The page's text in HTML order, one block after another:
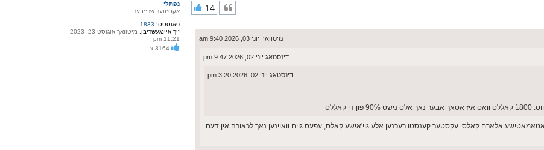
נפתלי
אקטיווער שרייבער
פאוסטס: 1833
זיך איינגעשריבן:
מיטוואך אוגוסט 23, 2023
11:21 pm
14
מיטוואך יוני 03, 2026 9:40 am
דינסטאג יוני 02, 2026 9:47 pm
דינסטאג יוני 02, 2026 3:20 pm
אַז די 1300 רעכנט אריין אסאך אטאמאטישע אלארם קאלס. עקסטער קענסטו רעכנען אלע גוי'אישע קאלס, עפעס גוים וואוינען נאך לכאורה אין דעם